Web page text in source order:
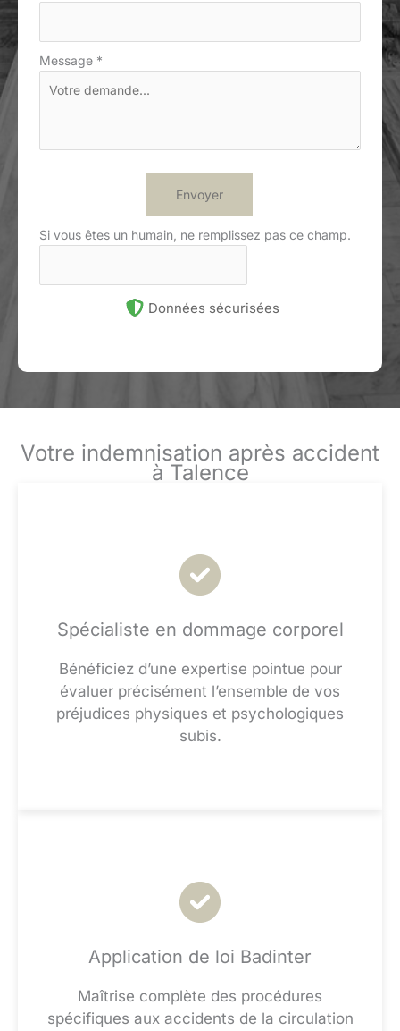
Message *
Envoyer
Si vous êtes un humain, ne remplissez pas ce champ.
Données sécurisées
Votre indemnisation après accident
à Talence
Spécialiste en dommage corporel
Bénéficiez d’une expertise pointue pour
évaluer précisément l’ensemble de vos
préjudices physiques et psychologiques
subis.
Application de loi Badinter
Maîtrise complète des procédures
spécifiques aux accidents de la circulation